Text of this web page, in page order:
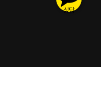
상담